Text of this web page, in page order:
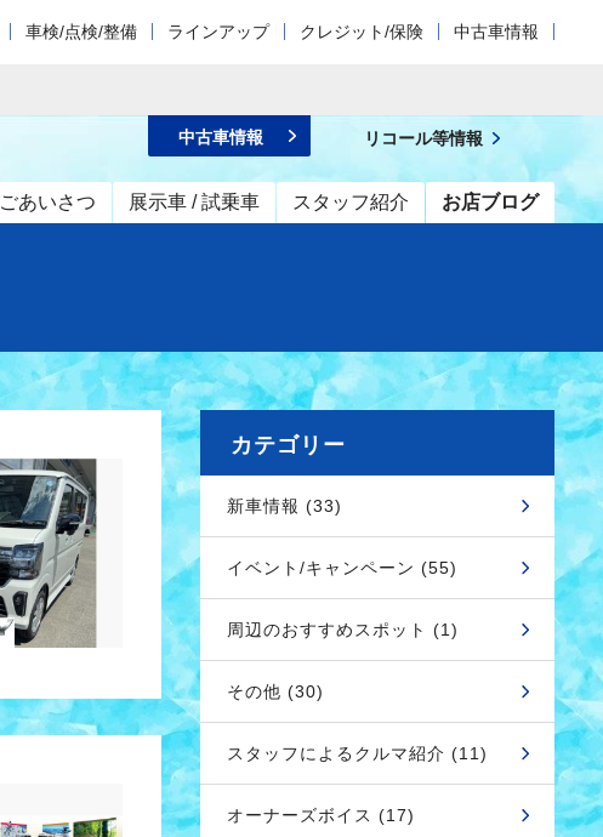
車検/点検/整備 ラインアップ クレジット/保険 中古車情報
あいさつ 展示車 / 試乗車 スタッフ紹介 お店ブログ
中古車情報 リコール等情報
カテゴリー
新車情報 (33)
イベント/キャンペーン (55)
周辺のおすすめスポット (1)
その他 (30)
スタッフによるクルマ紹介 (11)
オーナーズボイス (17)